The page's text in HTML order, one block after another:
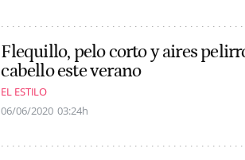
Flequillo, pelo corto y aires
cabello este verano
EL ESTILO
06/06/2020 03:24h